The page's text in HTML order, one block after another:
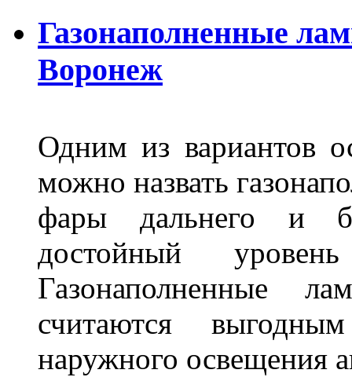
Газонаполненные
Воронеж
Одним из вариантов
можно назвать
фары дальнего и
достойный
Газонаполненные
считаются
наружного освещения